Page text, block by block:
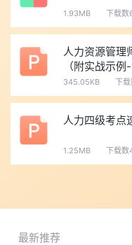
如果你现在想考：报
等级认定即可。
如果你愿意，我可以帮
你所在省份(河北)2026
备考阶段，想要做题
师【每日一练】， 点击下方
【三级人力资源管理
为了帮助大家备考
各级别的备考指导课，都
1.93MB 下载数
人力资源管理
（附实战示例
345.05KB 下
人力四级考点
1.25MB 下载数
最新推荐